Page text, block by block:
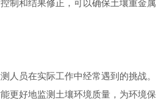
和结果修正，可以确保土壤重金属
员在实际工作中经常遇到的挑战
好地监测土壤环境质量，为环境